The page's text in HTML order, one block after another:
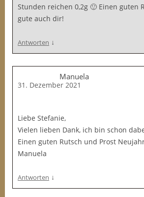
Stunden reichen 0,2g 🙂 Einen guten
gute auch dir!
Antworten ↓
Manuela
31. Dezember 2021
Liebe Stefanie,
Vielen lieben Dank, ich bin schon
Einen guten Rutsch und Prost
Manuela
Antworten ↓